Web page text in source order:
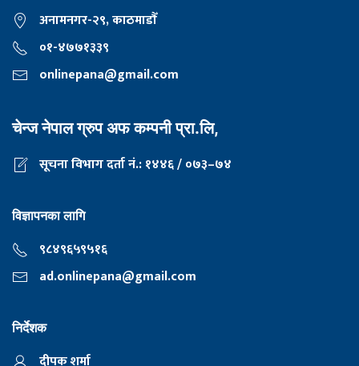
अनामनगर-२९, काठमाडाैँ
०१-४७७१३३९
onlinepana@gmail.com
चेन्ज नेपाल ग्रुप अफ कम्पनी प्रा.लि,
सूचना विभाग दर्ता नं.: १४४६ / ०७३–७४
विज्ञापनका लागि
९८४९६५९५१६
ad.onlinepana@gmail.com
निर्देशक
दीपक शर्मा